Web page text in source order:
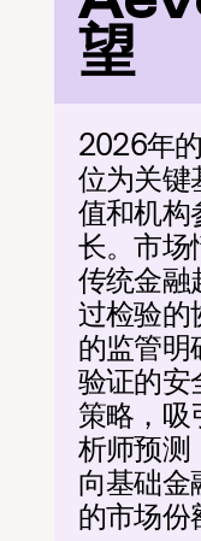
望
2026年
位为关键
值和机构
长。市场
传统金融
过检验的
的监管
验证的安
策略，吸
析师预测
向基础
的市场份